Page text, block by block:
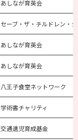
あしなが育英会
セーブ・ザ・チルドレン・
あしなが育英会
あしなが育英会
八王子食堂ネットワーク
学術書チャリティ
交通遺児育成基金